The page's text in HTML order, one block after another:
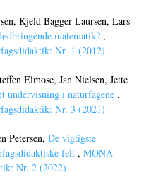
Kjeld Bagger Laursen, Lars
matematik? ,
Nr. 1 (2012)
Elmose, Jan Nielsen, Jette
undervisning i naturfagene ,
Nr. 3 (2021)
Petersen, De vigtigste
felt , MONA -
Nr. 2 (2022)